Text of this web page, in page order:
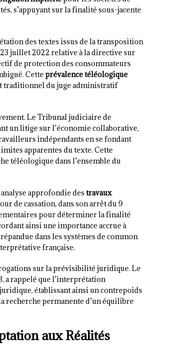
s’appuyant sur la finalité sous-jacente
des textes issus de la transposition
juillet 2022 relative à la directive sur
de protection des consommateurs
Cette prévalence téléologique
traditionnel du juge administratif
Le Tribunal judiciaire de
un litige sur l’économie collaborative,
indépendants en se fondant
apparentes du texte. Cette
téléologique dans l’ensemble du
approfondie des travaux
de cassation, dans son arrêt du 9
pour déterminer la finalité
ainsi une importance accrue à
dans les systèmes de common
française.
sur la prévisibilité juridique. Le
a rappelé que l’interprétation
établissant ainsi un contrepoids
recherche permanente d’un équilibre
aux Réalités